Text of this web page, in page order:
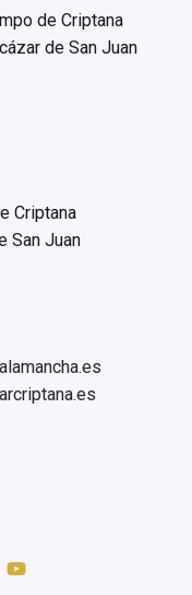
de Criptana
de San Juan
Criptana
San Juan